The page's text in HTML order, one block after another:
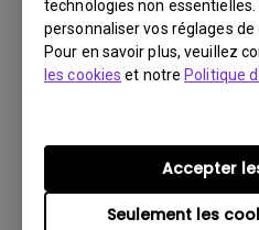
technologies non essentielles.
personnaliser vos réglages
Pour en savoir plus, veuillez
les cookies et notrePolitique
Seulement les
Accepter
charges associées au
BenQ. De plus, vous
l’assurance du
accompagnés (i) des
et d’emballage
du symptôme du